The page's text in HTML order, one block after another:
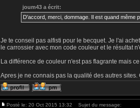
joum43 a écrit:
D'accord, merci, dommage. Il est quand même
Je te conseil pas alfisti pour le becquet. Je l'ai
le carrossier avec mon code couleur et le résultat
La différence de couleur n'est pas flagrante mais
Apres je ne connais pas la qualité des autres
Posté le: 20 Oct 2015 13:32 Sujet du message: